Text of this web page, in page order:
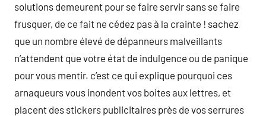
solutions demeurent pour se faire servir sans se faire
frusquer, de ce fait ne cédez pas à la crainte ! sachez
que un nombre élevé de dépanneurs malveillants
n’attendent que votre état de indulgence ou de panique
pour vous mentir. c’est ce qui explique pourquoi ces
arnaqueurs vous inondent vos boites aux lettres, et
placent des stickers publicitaires près de vos serrures